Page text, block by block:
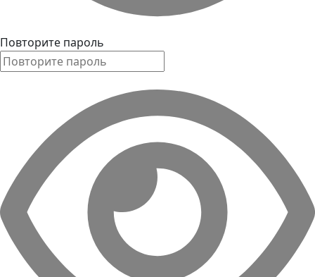
Повторите пароль